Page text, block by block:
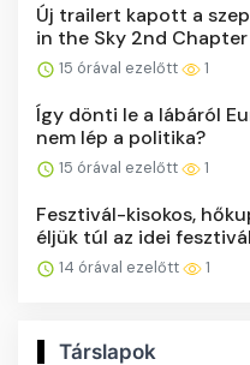
Új trailert kapott a
in the Sky 2nd Chapter
15 órával ezelőtt 1
Így dönti le a lábáról
nem lép a politika?
15 órával ezelőtt 1
Fesztivál-kisokos,
éljük túl az idei
14 órával ezelőtt 1
Társlapok